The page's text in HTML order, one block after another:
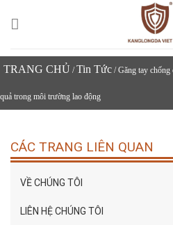
TRANG CHỦ /Tin Tức / Găng tay chống
quả trong môi trường lao động
CÁC TRANG LIÊN QUAN
VỀ CHÚNG TÔI
LIÊN HỆ CHÚNG TÔI